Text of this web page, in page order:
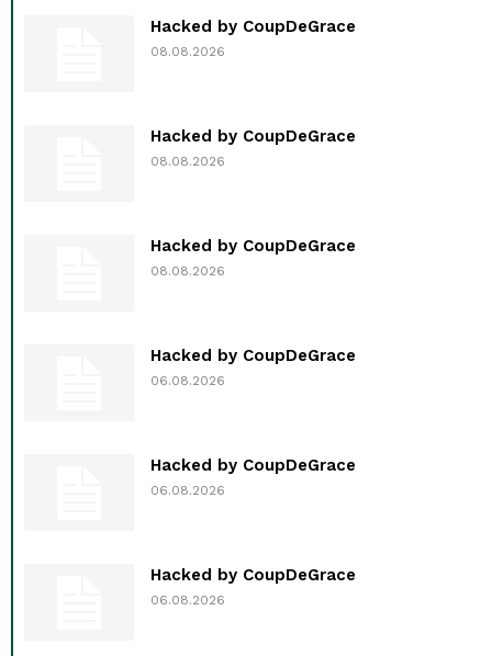
Hacked by CoupDeGrace
08.08.2026
Hacked by CoupDeGrace
08.08.2026
Hacked by CoupDeGrace
08.08.2026
Hacked by CoupDeGrace
06.08.2026
Hacked by CoupDeGrace
06.08.2026
Hacked by CoupDeGrace
06.08.2026